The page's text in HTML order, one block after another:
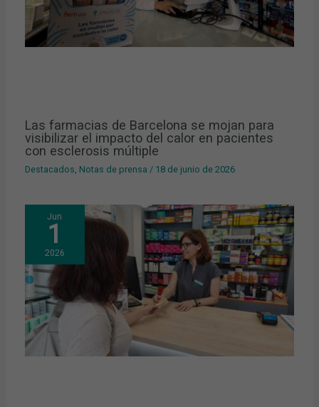
Las farmacias de Barcelona se mojan para
visibilizar el impacto del calor en pacientes
con esclerosis múltiple
Destacados Notas de prensa / 18 de junio de 2026
Jun
1
2026